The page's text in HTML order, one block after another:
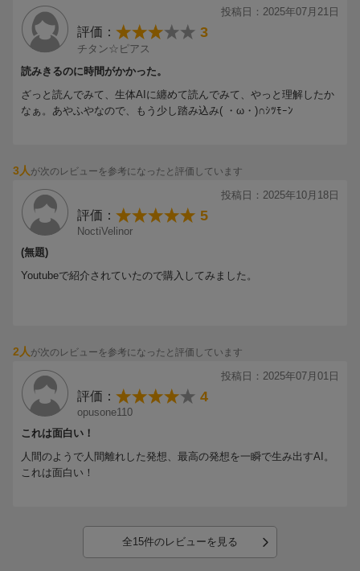
→ 技法31 ダメ出しの模擬
「ビジネスアイデアの売上を予測したい」
→ 技法34 売上の計画
「前例のない課題を解決したい」
→ 技法43 他領域事例の探索
「難易度の高い悩みを解決したい」
…などなど。本書ではAIを使って考えるための56の技法を紹介。
仕事も、日常も。
あらゆる課題を一瞬で解決できる「すごい発想」が見つかります!!
序章 「AIを使って考える」とは？ –チュートリアル
第2章 「自由な発想」で考える
第3章 「ロジカルな発想」で考える
2部 アイデアを磨きたいとき
第4章 考えを「発展」させる
第6章 考えを「検証」する
第8章 アイデアの「実行策」を考える
投稿日：2025年07月21日
評価： 3
チタン☆ピアス
読みきるのに時間がかかった。
ざっと読んでみて、生体AIに纏めて読んでみて、やっと理解したか
なぁ。あやふやなので、もう少し踏み込み( ・ω・)∩ｼﾂﾓｰﾝ
3人 が次のレビューを参考になったと評価しています
投稿日：2025年10月18日
評価： 5
NoctiVelinor
(無題)
Youtubeで紹介されていたので購入してみました。
2人 が次のレビューを参考になったと評価しています
投稿日：2025年07月01日
評価： 4
opusone110
これは面白い！
人間のようで人間離れした発想、最高の発想を一瞬で生み出すAI。
これは面白い！
全15件のレビューを見る